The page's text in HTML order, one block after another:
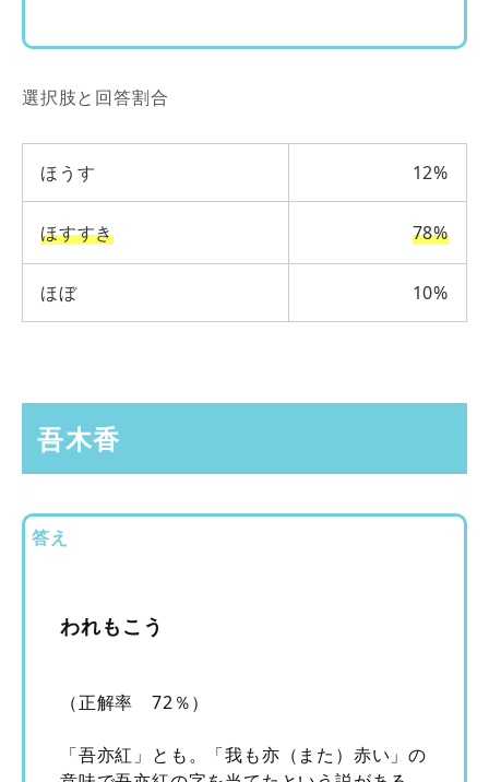
選択肢と回答割合
ほうす 12%
ほすすき 78%
ほぼ 10%
吾木香
答え
われもこう
（正解率 72％）
「吾亦紅」とも。「我も亦（また）赤い」の